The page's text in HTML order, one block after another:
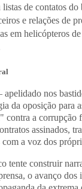
listas de contatos
e relações de
em helicópteros
nos
da oposição para
contra a corrupção
assinados,
a voz dos
tente construir
o avanço dos